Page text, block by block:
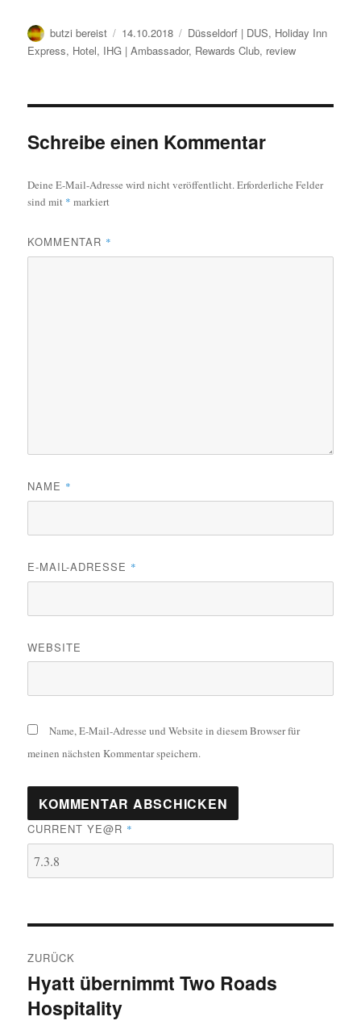
Autor
butzi bereist
Veröffentlicht
am
14.10.2018 Kategorien
Düsseldorf | DUS, Holiday Inn
Express, Hotel, IHG | Ambassador, Rewards Club, review
Schreibe einen Kommentar
Deine E-Mail-Adresse wird nicht veröffentlicht.Erforderliche Felder
sind mit * markiert
KOMMENTAR *
NAME *
E-MAIL-ADRESSE *
WEBSITE
Name, E-Mail-Adresse und Website in diesem Browser für
meinen nächsten Kommentar speichern.
CURRENT YE@R *
ZURÜCK
Vorheriger
Beitrag:
Hyatt übernimmt Two Roads
Hospitality